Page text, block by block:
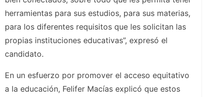
herramientas para sus estudios, para sus materias,
para los diferentes requisitos que les solicitan las
propias instituciones educativas”, expresó el
candidato.
En un esfuerzo por promover el acceso equitativo
a la educación, Felifer Macías explicó que estos